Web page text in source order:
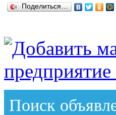
Поделиться…
Поиск